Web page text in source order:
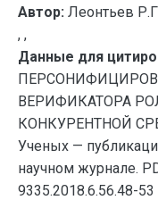
Автор: Леонтьев Р.Г
, ,
Данные для
ВЕРИФИКАТОРА
КОНКУРЕНТНОЙ
Ученых —
научном журнале.
9335.2018.6.56.48-53